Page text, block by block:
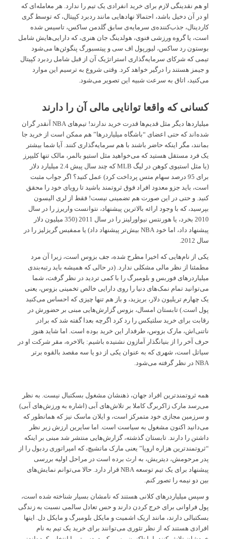
او هم نقدینگی لازم برای خرید انفرادی یک تیم را ندارد. هر معامله‌ای که
او در آن دخیل باشد، احتمالا نهادهایی مانند ردبرد کپیتال، که توسط گری
کاردینال، جذب‌کننده‌ی سرمایه‌ی سابق گلدمن ساکس، تاسیس شده
است، یا گروه ورزشی فنوی، هولدینگ جان هنری، که دارایی‌هایش شامل
بوستون رد ساکس، لیورپول اف سی و پیتسبورگ پنگوئن‌ها می‌شود
تیمی که شرکای سرمایه‌گذاری استراتژیک آن از قبل شامل ردبرد کپیتال
و جیمز هستند را درگیر خواهد کرد. وقتی شروع به ترسیم این موارد
می‌کنید، اتاق به سرعت شبیه این تصویر می‌شود.
کسانی که واقعا توانایی مالی آن را دارند
میلیاردها دیگر مثل قدیم‌ها قدرت خرید ندارند! تیم‌های NBA آنقدر گران
شده‌اند که حتی اعضای “باشگاه میلیاردرها” هم ممکن است از خرید جا
بمانند، مگر اینکه حاضر باشند با هم سرمایه‌گذاری کنند. آیا شما بیشتر
یک فرد مستقل هستید که می‌خواهید مثل استیو بالمر، مالک تنها کلیپرز
(یا مثل استیوی کوهن در لیگ MLB که چند سال پیش 2.4 میلیارد دلار
برای 95 درصد سهام متس پرداخت کرد) عمل کنید؟ اگر جواب مثبت
است، باید جزو معدود افراد فوق ثروتمند باشید تا رویای خود را محقق
کنید. و حتی در این صورت هم تضمینی نیست! فقط از لری الیسون
بپرسید، که با وجود ارائه بالاترین پیشنهاد، نتوانست واریرز را در سال
2010 بخرد، یا هورنتس نیواورلینز را در سال 2011 (350 میلیون دلار
پیشنهاد داد، اما خود NBA بیش‌تر پیشنهاد داد) یا ممفیس گریزلیز را در
سال 2012.
یکی از نام‌هایی که اخیرا مطرح شده، جف بزوس است، زیرا آن مرد
مطمئنا از نظر مالی مشکلی ندارد. (در حالی که همیشه باید رتبه‌بندی
میلیاردرهای فوربس و بلومبرگ را با کمی تردید در نظر گرفت، شما
می‌توانید تمام نمک‌های دنیا را روی دارایی خالص تخمینی بزوس، یعنی
یک چهارم تریلیون دلار، بریزید، و باز هم تنها چیزی که احساس می‌کنید
پول است.) تابستان امسال، بزوس گزارش‌هایی مبنی بر حضورش در
رقابت برای خرید سلتیکس را رد کرد اگرچه بعدا گفته شد که برادر
ناتنی‌اش، مارک بزوس، طرفدار این خرید بوده است. اما شاید هنوز
حرف آخر را از بنیانگذار آمازون نشنیده باشیم: بالاخره، مقر شرکت او در
سیاتل است، شهری که به عنوان یکی از دو یا سه مقصد بالقوه برتر
NBA در نظر گرفته می‌شود.
همه ثروتمندترین افراد جهان، ذهنشان مشغول بسکتبال نیست. به نظر
می‌رسد مارک زاکربرگ کاملا بر تلاش‌های آبی (اشاره به ورزش‌های آبی)
و سرزمین مجازی خود متمرکز است، و ایلان ماسک نیز که همانطور که
می‌دانید اکنون مشغول به سیاست است. اما سایرین ارزش زیر نظر
داشتن را دارند. تابستان گذشته، گزارش‌هایی منتشر شد مبنی بر اینکه
“ثروتمندترین هزاره اروپا” یعنی مارک ماتشیچ، که امپراتوری ردبول را از
پدر مرحومش، دیتریش، به ارث برده است در مراحل اولیه بررسی
پیشنهاد برای یک تیم توسعه NBA قرار دارد. حالا می‌توانم نمایش‌های
بین دو نیمه را تصور کنم.
و سپس میلیاردرهای کلانی هستند که نامشان بسیار شناخته شده است،
پول فراوانی برای خرج کردن دارند و حس تعادل سالمی نسبت به زندگی
بسکتبالی دارند، مانند اریک اشمیت و مایکل بلومبرگ و مایکل دل. اینها
افرادی هستند که از نظر تئوری می‌توانند برای خرید یک تیم به نام